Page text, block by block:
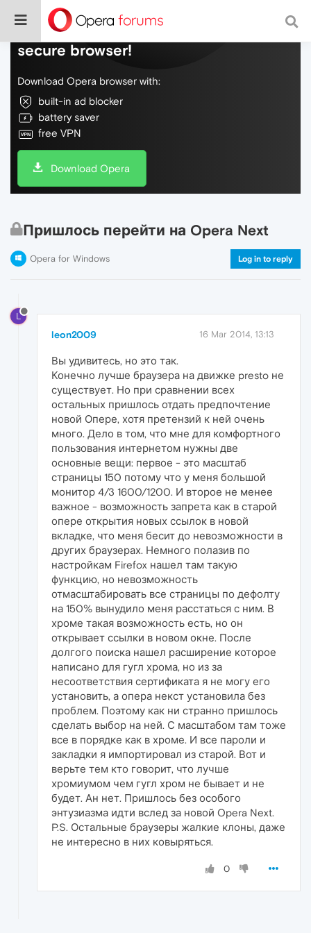
Do more on the web, with a fast and
secure browser!
Download Opera browser with:
built-in ad blocker
battery saver
free VPN
Download Opera
Пришлось перейти на Opera Next
Opera for Windows Log in to reply
L
leon2009 16 Mar 2014, 13:13
Вы удивитесь, но это так.
Конечно лучше браузера на движке presto не
существует. Но при сравнении всех
остальных пришлось отдать предпочтение
новой Опере, хотя претензий к ней очень
много. Дело в том, что мне для комфортного
пользования интернетом нужны две
основные вещи: первое - это масштаб
страницы 150 потому что у меня большой
монитор 4/3 1600/1200. И второе не менее
важное - возможность запрета как в старой
опере открытия новых ссылок в новой
вкладке, что меня бесит до невозможности в
других браузерах. Немного полазив по
настройкам Firefox нашел там такую
функцию, но невозможность
отмасштабировать все страницы по дефолту
на 150% вынудило меня расстаться с ним. В
хроме такая возможность есть, но он
открывает ссылки в новом окне. После
долгого поиска нашел расширение которое
написано для гугл хрома, но из за
несоответствия сертификата я не могу его
установить, а опера некст установила без
проблем. Поэтому как ни странно пришлось
сделать выбор на ней. С масштабом там тоже
все в порядке как в хроме. И все пароли и
закладки я импортировал из старой. Вот и
верьте тем кто говорит, что лучше
хромиумом чем гугл хром не бывает и не
будет. Ан нет. Пришлось без особого
энтузиазма идти вслед за новой Opera Next.
P.S. Остальные браузеры жалкие клоны, даже
не интересно в них ковыряться.
0